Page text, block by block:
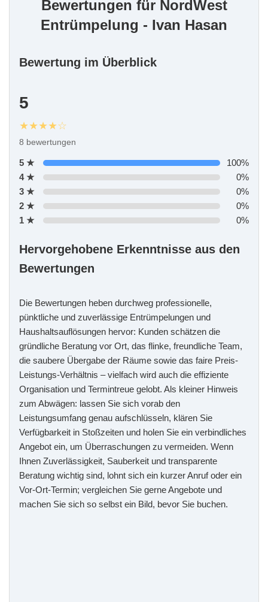
Bewertungen für NordWest
Entrümpelung - Ivan Hasan
Bewertung im Überblick
5
★★★★☆
8 bewertungen
5 ★
100%
4 ★
0%
3 ★
0%
2 ★
0%
1 ★
0%
Hervorgehobene Erkenntnisse aus den
Bewertungen
Die Bewertungen heben durchweg professionelle,
pünktliche und zuverlässige Entrümpelungen und
Haushaltsauflösungen hervor: Kunden schätzen die
gründliche Beratung vor Ort, das flinke, freundliche Team,
die saubere Übergabe der Räume sowie das faire Preis-
Leistungs-Verhältnis – vielfach wird auch die effiziente
Organisation und Termintreue gelobt. Als kleiner Hinweis
zum Abwägen: lassen Sie sich vorab den
Leistungsumfang genau aufschlüsseln, klären Sie
Verfügbarkeit in Stoßzeiten und holen Sie ein verbindliches
Angebot ein, um Überraschungen zu vermeiden. Wenn
Ihnen Zuverlässigkeit, Sauberkeit und transparente
Beratung wichtig sind, lohnt sich ein kurzer Anruf oder ein
Vor-Ort-Termin; vergleichen Sie gerne Angebote und
machen Sie sich so selbst ein Bild, bevor Sie buchen.